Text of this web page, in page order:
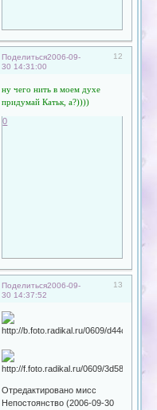
Поделиться 12
2006-09-
30 14:31:00
ну чего нить в моем духе
придумай Катьк, а?))))
0
Поделиться 13
2006-09-
30 14:37:52
Отредактировано мисс
Непостоянство (2006-09-30